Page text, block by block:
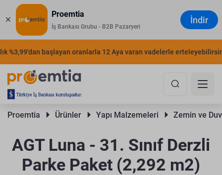
Proemtia
İş Bankası Grubu - B2B Pazaryeri
İndir
başlayan oranlarla 12 Aya varan vadelerle erteleyebilirsiniz.
Proemtia Ürünler Yapı Malzemeleri Zemin ve
AGT Luna - 31. Sınıf Derzli
Parke Paket (2,292 m2)